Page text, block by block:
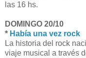
las 16 hs.
DOMINGO 20/10
* Había una vez rock
La historia del rock
viaje musical a través